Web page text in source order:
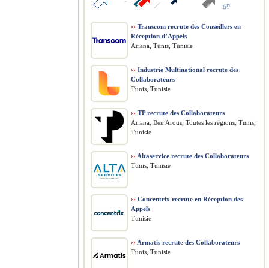
›› Transcom recrute des Conseillers en
Réception d’Appels
Ariana, Tunis, Tunisie
›› Industrie Multinational recrute des
Collaborateurs
Tunis, Tunisie
›› TP recrute des Collaborateurs
Ariana, Ben Arous, Toutes les régions, Tunis,
Tunisie
›› Altaservice recrute des Collaborateurs
Tunis, Tunisie
›› Concentrix recrute en Réception des
Appels
Tunisie
›› Armatis recrute des Collaborateurs
Tunis, Tunisie